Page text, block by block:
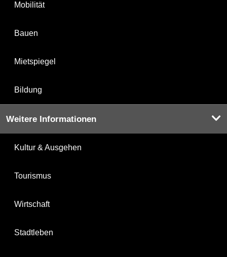
Mobilität
Bauen
Mietspiegel
Bildung
Weitere Informationen
Kultur & Ausgehen
Tourismus
Wirtschaft
Stadtleben